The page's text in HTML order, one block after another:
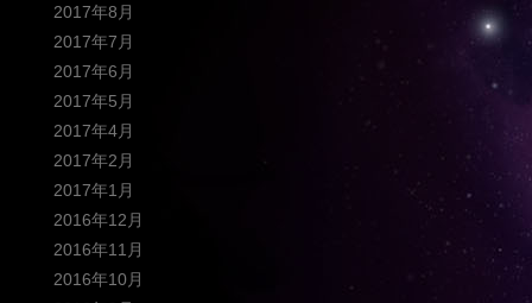
2017年8月
2017年7月
2017年6月
2017年5月
2017年4月
2017年2月
2017年1月
2016年12月
2016年11月
2016年10月